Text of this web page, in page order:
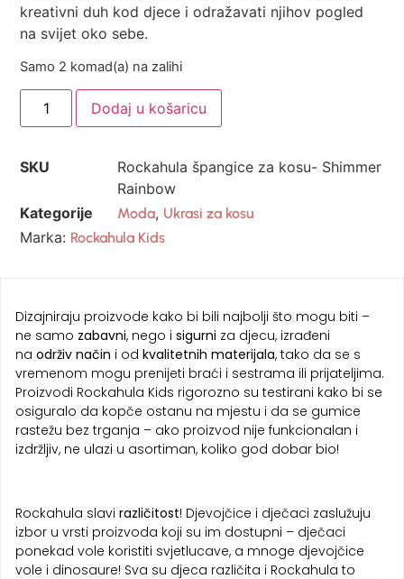
kreativni duh kod djece i odražavati njihov pogled
na svijet oko sebe.
Samo 2 komad(a) na zalihi
Dodaj u košaricu
SKU
Rockahula špangice za kosu- Shimmer
Rainbow
Kategorije
Moda, Ukrasi za kosu
Marka: Rockahula Kids
Dizajniraju proizvode kako bi bili najbolji što mogu biti –
ne samo zabavni, nego i sigurni za djecu, izrađeni
na održiv način i od kvalitetnih materijala, tako da se s
vremenom mogu prenijeti braći i sestrama ili prijateljima.
Proizvodi Rockahula Kids rigorozno su testirani kako bi se
osiguralo da kopče ostanu na mjestu i da se gumice
rastežu bez trganja – ako proizvod nije funkcionalan i
izdržljiv, ne ulazi u asortiman, koliko god dobar bio!
Rockahula slavi različitost! Djevojčice i dječaci zaslužuju
izbor u vrsti proizvoda koji su im dostupni – dječaci
ponekad vole koristiti svjetlucave, a mnoge djevojčice
vole i dinosaure! Sva su djeca različita i Rockahula to